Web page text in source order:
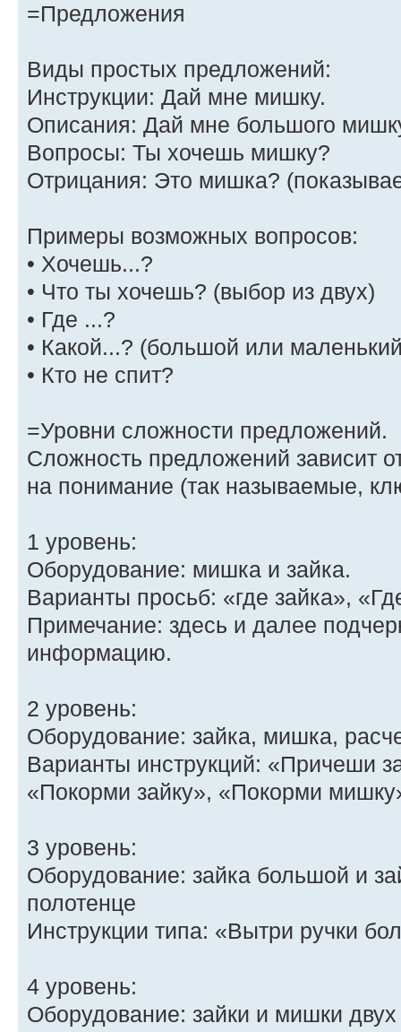
=Предложения
Виды простых предложений:
Инструкции: Дай мне мишку.
Описания: Дай мне большого
Вопросы: Ты хочешь мишку?
Отрицания: Это мишка?
Примеры возможных вопросов:
• Хочешь...?
• Что ты хочешь? (выбор из двух)
• Где ...?
• Какой...? (большой или
• Кто не спит?
=Уровни сложности предложений.
Сложность предложений зависит
на понимание (так называемые,
1 уровень:
Оборудование: мишка и зайка.
Варианты просьб: «где зайка»,
Примечание: здесь и далее
информацию.
2 уровень:
Оборудование: зайка, мишка,
Варианты инструкций: «Причеши
«Покорми зайку», «Покорми
3 уровень:
Оборудование: зайка большой и
полотенце
Инструкции типа: «Вытри ручки
4 уровень:
Оборудование: зайки и мишки